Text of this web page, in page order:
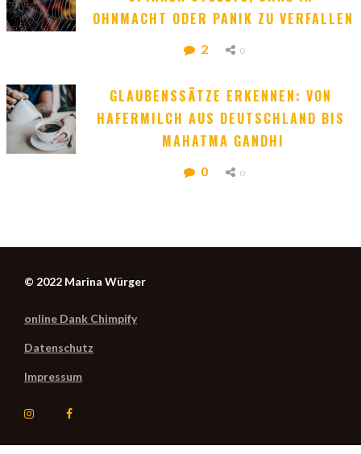
OHNMACHT ODER PANIK ZU VERFALLEN
2 0
GLAUBENSSÄTZE ERKENNEN: VON
HAFERMILCH AUS DEUTSCHLAND BIS
MAHATMA GANDHI
0 0
© 2022 Marina Würger
online Dank Chimpify
Datenschutz
Impressum